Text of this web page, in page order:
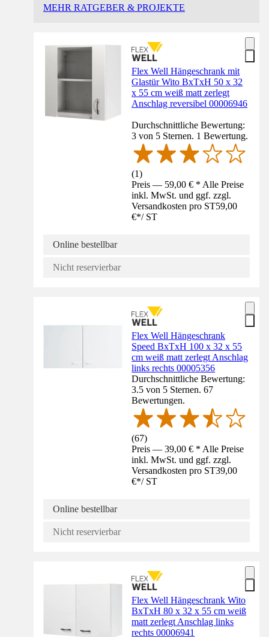
MEHR RATGEBER & PROJEKTE
Flex Well Hängeschrank mit
Glastür Wito BxTxH 50 x 32
x 55 cm weiß matt zerlegt
Anschlag reversibel 00006946
Durchschnittliche Bewertung:
3 von 5 Sternen. 1 Bewertung.
(1)
Preis — 59,00 € * Alle Preise
inkl. MwSt. und ggf. zzgl.
Versandkosten pro ST59,00
€*/ ST
Online bestellbar
Nicht reservierbar
Flex Well Hängeschrank
Speed BxTxH 100 x 32 x 55
cm weiß matt zerlegt Anschlag
links rechts 00005356
Durchschnittliche Bewertung:
3.5 von 5 Sternen. 67
Bewertungen.
(67)
Preis — 39,00 € * Alle Preise
inkl. MwSt. und ggf. zzgl.
Versandkosten pro ST39,00
€*/ ST
Online bestellbar
Nicht reservierbar
Flex Well Hängeschrank Wito
BxTxH 80 x 32 x 55 cm weiß
matt zerlegt Anschlag links
rechts 00006941